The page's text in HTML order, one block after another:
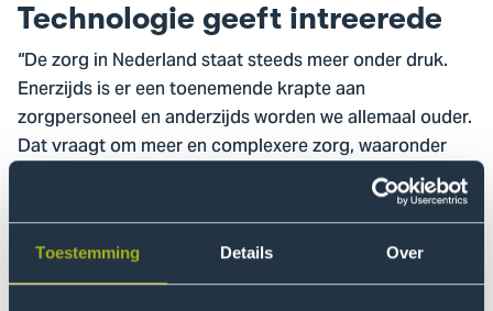
Toestemming Details Over
Technologie geeft intreerede
“De zorg in Nederland staat steeds meer onder druk.
Enerzijds is er een toenemende krapte aan
zorgpersoneel en anderzijds worden we allemaal ouder.
Dat vraagt om meer en complexere zorg, waaronder
meer vraag naar medisch-specialistische revalidatie.
ICT en e-health-toepassingen kunnen hierbij een grote
rol gaan spelen”, aldus Jorit, die naast zijn lectoraat
hoofdonderzoeker is bij expertisecentrum voor
revalidatiegeneeskundeBasalt.